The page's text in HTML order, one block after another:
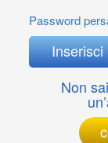
Password
Non